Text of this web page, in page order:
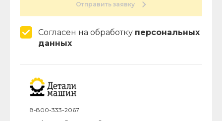
Отправить заявку
Согласен на обработку персональных
данных
8-800-333-2067